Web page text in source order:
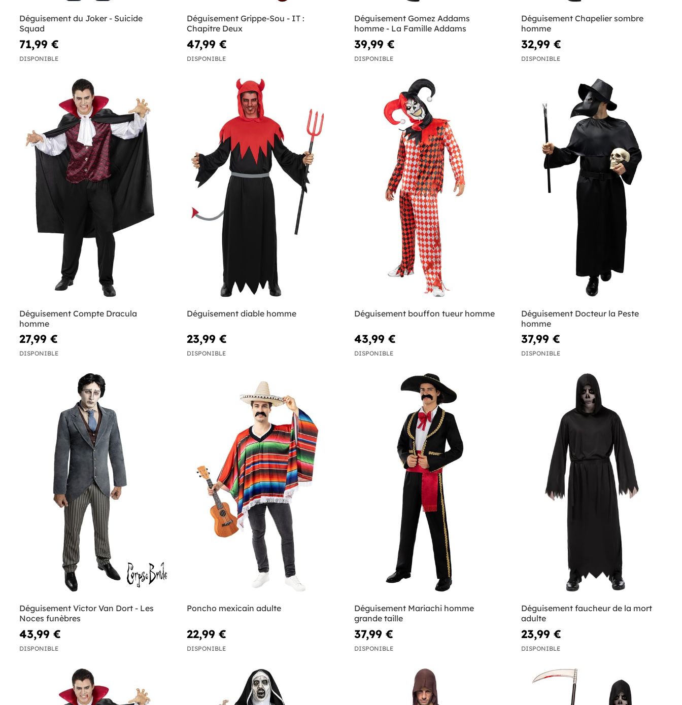
Déguisement du Joker - Suicide
Squad
71,99 €
DISPONIBLE
Déguisement Grippe-Sou - IT :
Chapitre Deux
47,99 €
DISPONIBLE
Déguisement Gomez Addams
homme - La Famille Addams
39,99 €
DISPONIBLE
Déguisement Chapelier sombre
homme
32,99 €
DISPONIBLE
Déguisement Compte Dracula
homme
27,99 €
DISPONIBLE
Déguisement diable homme
23,99 €
DISPONIBLE
Déguisement bouffon tueur homme
43,99 €
DISPONIBLE
Déguisement Docteur la Peste
homme
37,99 €
DISPONIBLE
Déguisement Victor Van Dort - Les
Noces funèbres
43,99 €
DISPONIBLE
Poncho mexicain adulte
22,99 €
DISPONIBLE
Déguisement Mariachi homme
grande taille
37,99 €
DISPONIBLE
Déguisement faucheur de la mort
adulte
23,99 €
DISPONIBLE